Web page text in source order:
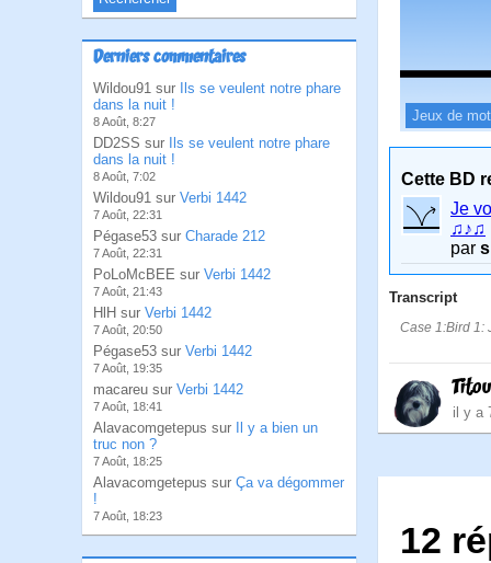
Derniers commentaires
Wildou91 sur
Ils se veulent notre phare
dans la nuit !
8 Août, 8:27
DD2SS sur
Ils se veulent notre phare
dans la nuit !
8 Août, 7:02
Wildou91 sur Verbi 1442
7 Août, 22:31
Pégase53 sur Charade 212
7 Août, 22:31
PoLoMcBEE sur Verbi 1442
7 Août, 21:43
HlH sur Verbi 1442
7 Août, 20:50
Pégase53 sur Verbi 1442
7 Août, 19:35
macareu sur Verbi 1442
7 Août, 18:41
Alavacomgetepus sur
Il y a bien un
truc non ?
7 Août, 18:25
Alavacomgetepus sur Ça va dégommer
!
7 Août, 18:23
Jeux de
Cette BD
Je
♫♪♫
par
Transcript
Case 1:Bird 1:
il y a
12